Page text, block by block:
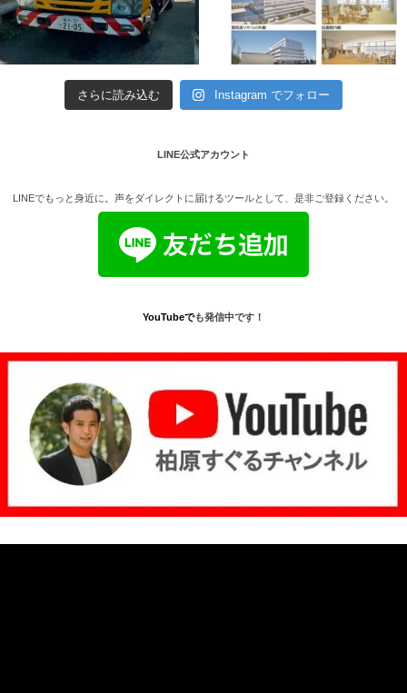
さらに読み込む Instagram でフォロー
LINE公式アカウント
LINEでもっと身近に。声をダイレクトに届けるツールとして、是非ご登録ください。
YouTubeでも発信中です！